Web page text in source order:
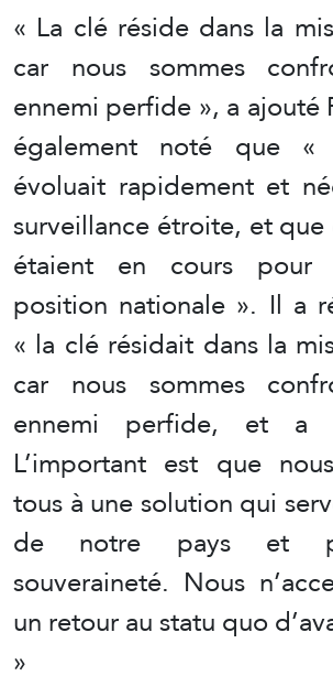
« La clé réside dans la
car nous sommes
ennemi perfide », a ajouté
également noté que «
évoluait rapidement et
surveillance étroite, et
étaient en cours pour
position nationale ». Il a
« la clé résidait dans la
car nous sommes
ennemi perfide, et
L’important est que
tous à une solution qui
de notre pays et
souveraineté. Nous
un retour au statu quo
»